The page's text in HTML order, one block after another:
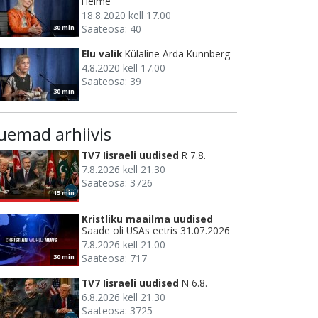
30 min
18.8.2020 kell 17.00
Saateosa: 40
30 min
Elu valik Külaline Arda Kunnberg
4.8.2020 kell 17.00
Saateosa: 39
arhiivis
15 min
TV7 Iisraeli uudised R 7.8.
7.8.2026 kell 21.30
Saateosa: 3726
30 min
Kristliku maailma uudised
Saade oli USAs eetris 31.07.2026
7.8.2026 kell 21.00
Saateosa: 717
TV7 Iisraeli uudised N 6.8.
6.8.2026 kell 21.30
Saateosa: 3725